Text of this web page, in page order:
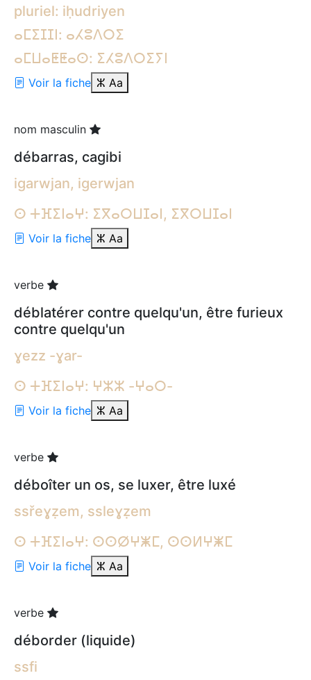
pluriel: iḥudriyen
ⴰⵎⵉⵊⵊⵏ: ⴰⵃⵓⴷⵔⵉ
ⴰⵎⵡⴰⵟⵟⴰⵙ: ⵉⵃⵓⴷⵔⵉⵢⵏ
Voir la fiche ⵣ Aa
nom masculin
débarras, cagibi
igarwjan, igerwjan
ⵙ ⵜⴼⵉⵏⴰⵖ: ⵉⴳⴰⵔⵡⵊⴰⵏ, ⵉⴳⵔⵡⵊⴰⵏ
Voir la fiche ⵣ Aa
verbe
déblatérer contre quelqu'un, être furieux
contre quelqu'un
ɣezz -ɣar-
ⵙ ⵜⴼⵉⵏⴰⵖ: ⵖⵣⵣ -ⵖⴰⵔ-
Voir la fiche ⵣ Aa
verbe
déboîter un os, se luxer, être luxé
ssřeɣẓem, ssleɣẓem
ⵙ ⵜⴼⵉⵏⴰⵖ: ⵙⵙⵁⵖⵥⵎ, ⵙⵙⵍⵖⵥⵎ
Voir la fiche ⵣ Aa
verbe
déborder (liquide)
ssfi